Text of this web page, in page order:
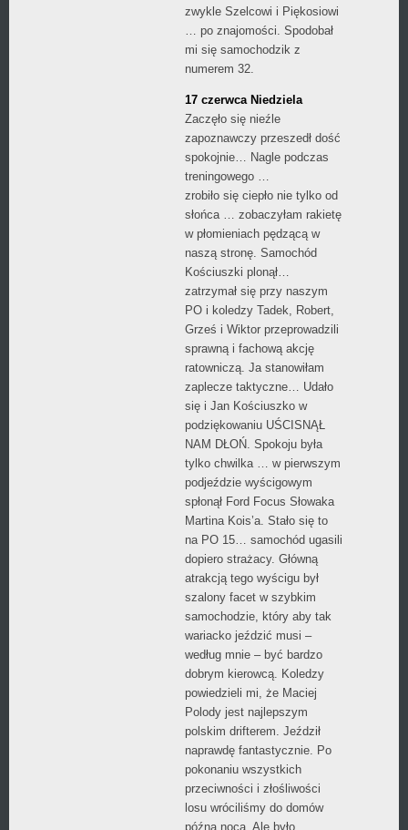
zwykle Szelcowi i Piękosiowi
… po znajomości. Spodobał
mi się samochodzik z
numerem 32.
17 czerwca Niedziela
Zaczęło się nieźle
zapoznawczy przeszedł dość
spokojnie… Nagle podczas
treningowego …
zrobiło się ciepło nie tylko od
słońca … zobaczyłam rakietę
w płomieniach pędzącą w
naszą stronę. Samochód
Kościuszki plonął…
zatrzymał się przy naszym
PO i koledzy Tadek, Robert,
Grześ i Wiktor przeprowadzili
sprawną i fachową akcję
ratowniczą. Ja stanowiłam
zaplecze taktyczne… Udało
się i Jan Kościuszko w
podziękowaniu UŚCISNĄŁ
NAM DŁOŃ. Spokoju była
tylko chwilka … w pierwszym
podjeździe wyścigowym
spłonął Ford Focus Słowaka
Martina Kois’a. Stało się to
na PO 15… samochód ugasili
dopiero strażacy. Główną
atrakcją tego wyścigu był
szalony facet w szybkim
samochodzie, który aby tak
wariacko jeździć musi –
według mnie – być bardzo
dobrym kierowcą. Koledzy
powiedzieli mi, że Maciej
Polody jest najlepszym
polskim drifterem. Jeździł
naprawdę fantastycznie. Po
pokonaniu wszystkich
przeciwności i złośliwości
losu wróciliśmy do domów
późną nocą. Ale było